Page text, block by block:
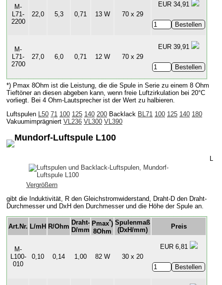
M-
L71-
2200
22,0 5,3 0,71 13 W 70 x 29
EUR 34,91
M-
L71-
2700
27,0 6,0 0,71 12 W 70 x 29
EUR 39,91
*) Pmax 8Ohm ist die Leistung, die die Spule in Serie zu einem 8 Ohm
Tieftöner an diesen abgeben kann, wenn freie Luftzirkulation bei 20°C
vorliegt. Bei 4 Ohm-Lautsprecher ist der Wert zu halbieren.
Luftspulen L50 71 100 125 140 200 Backlack BL71 100 125 140 180
Vakuumimprägniert VL236 VL300 VL390
Mundorf-Luftspule L100
Vergrößern
L
gibt die Induktivität, R den Gleichstromwiderstand, Draht-D den Draht-
Durchmesser und DxH den Durchmesser und die Höhe der Spule an.
Art.Nr. L/mH R/Ohm
Draht-
D/mm
Pmax*)
8Ohm
Spulenmaß
(DxH/mm)
Preis
M-
L100-
010
0,10 0,14 1,00 82 W 30 x 20
EUR 6,81